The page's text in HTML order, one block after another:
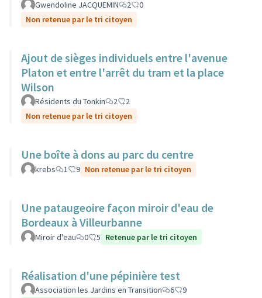
Gwendoline JACQUEMIN 2
0
Non retenue par le tri citoyen
Ajout de sièges individuels entre l'avenue
Platon et entre l'arrêt du tram et la place
Wilson
Résidents du Tonkin 2
2
Non retenue par le tri citoyen
Une boîte à dons au parc du centre
krebs 1 9 Non retenue par le tri citoyen
Une pataugeoire façon miroir d'eau de
Bordeaux à Villeurbanne
Miroir d'eau 0 5 Retenue par le tri citoyen
Réalisation d'une pépinière test
Association les Jardins en Transition 6
9